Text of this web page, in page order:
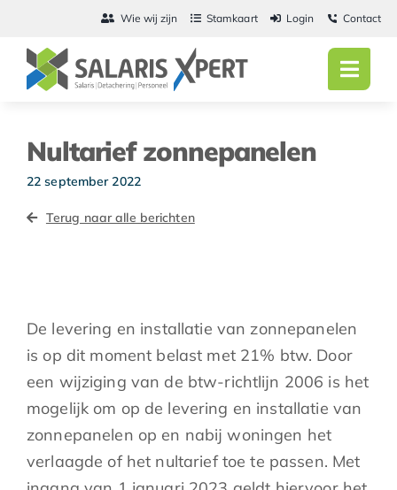
inhoud
Wie wij zijn Stamkaart Login Contact
Actueel
Nultarief zonnepanelen
22 september 2022
Terug naar alle berichten
De levering en installatie van zonnepanelen
is op dit moment belast met 21% btw. Door
een wijziging van de btw-richtlijn 2006 is het
mogelijk om op de levering en installatie van
zonnepanelen op en nabij woningen het
verlaagde of het nultarief toe te passen. Met